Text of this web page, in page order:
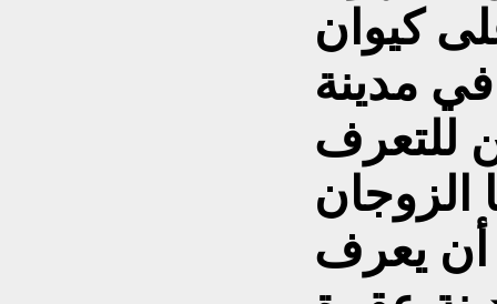
كيوان
مدينة
للتعرف
الزوجان
أن يعرف